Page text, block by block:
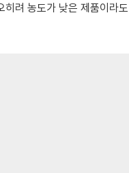
려 농도가 낮은 제품이라